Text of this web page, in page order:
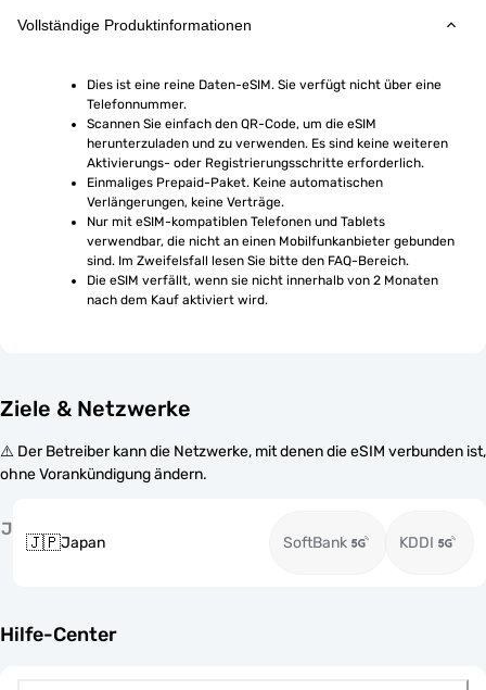
Vollständige Produktinformationen
Dies ist eine reine Daten-eSIM. Sie verfügt nicht über eine
Telefonnummer.
Scannen Sie einfach den QR-Code, um die eSIM
herunterzuladen und zu verwenden. Es sind keine weiteren
Aktivierungs- oder Registrierungsschritte erforderlich.
Einmaliges Prepaid-Paket. Keine automatischen
Verlängerungen, keine Verträge.
Nur mit eSIM-kompatiblen Telefonen und Tablets
verwendbar, die nicht an einen Mobilfunkanbieter gebunden
sind. Im Zweifelsfall lesen Sie bitte den FAQ-Bereich.
Die eSIM verfällt, wenn sie nicht innerhalb von 2 Monaten
nach dem Kauf aktiviert wird.
Ziele & Netzwerke
⚠️ Der Betreiber kann die Netzwerke, mit denen die eSIM verbunden ist,
ohne Vorankündigung ändern.
J
🇯🇵Japan SoftBank KDDI
Hilfe-Center